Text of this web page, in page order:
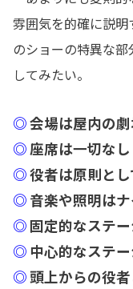
雰囲気を的確に説明
のショーの特異な
してみたい。
◎会場は屋内の
◎ 座席は一切なし
◎役者は原則と
◎ 音楽や照明は
◎固定的なステ
◎ 中心的なステ
◎ 頭上からの役